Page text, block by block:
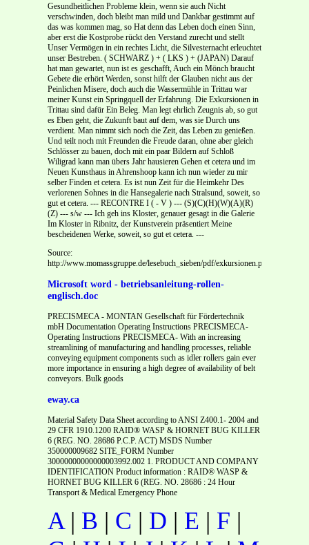
Source:
http://www.momassgruppe.de/lesebuch_sieben/pdf/exkursionen.pdf
Microsoft word - betriebsanleitung-rollen-
englisch.doc
PRECISMECA - MONTAN Gesellschaft für Fördertechnik
mbH Documentation Operating Instructions PRECISMECA-
Operating Instructions PRECISMECA- With an increasing
streamlining of manufacturing and handling processes, reliable
conveying equipment components such as idler rollers gain ever
more importance in ensuring a high degree of availability of belt
conveyors. Bulk goods
eway.ca
Material Safety Data Sheet according to ANSI Z400.1- 2004 and
29 CFR 1910.1200 RAID® WASP & HORNET BUG KILLER
6 (REG. NO. 28686 P.C.P. ACT) MSDS Number
350000009682 SITE_FORM Number
30000000000000003992.002 1. PRODUCT AND COMPANY
IDENTIFICATION Product information : RAID® WASP &
HORNET BUG KILLER 6 (REG. NO. 28686 : 24 Hour
Transport & Medical Emergency Phone
A| B | C | D | E | F |